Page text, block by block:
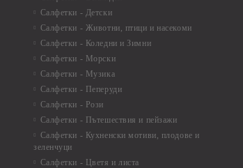
Салфетки - Детски
Салфетки - Животни, птици и насекоми
Салфетки - Коледни и Зимни
Салфетки - Морски
Салфетки - Музика
Салфетки - Пеперуди
Салфетки - Рози
Салфетки - Пътешествия и пейзажи
Салфетки - Кухненски мотиви, плодове и
зеленчуци
Салфетки - Цветя и листа